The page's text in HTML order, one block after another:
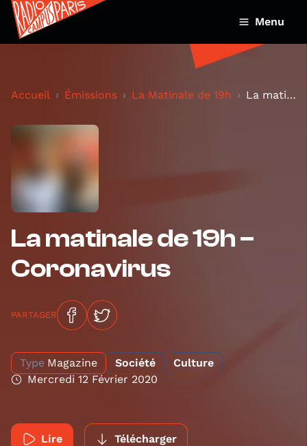
Menu
Accueil Émissions La Matinale de 19h La matinale de 19h – Coronavirus
La matinale de 19h –
Coronavirus
PARTAGER
Type Magazine Société
Culture
Mercredi 12 Février 2020
Lire Télécharger